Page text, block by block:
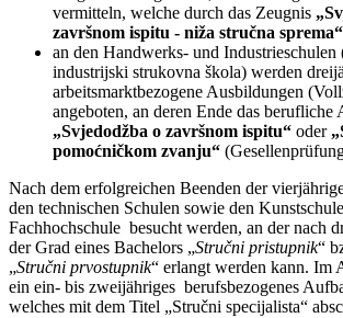
vermitteln, welche durch das Zeugnis
završnom ispitu - niža stručna sprema“
an den Handwerks- und
industrijski strukovna škola) werden
arbeitsmarktbezogene Ausbildungen
angeboten, an deren Ende das berufliche
„Svjedodžba o završnom ispitu“ oder
pomoćničkom zvanju“
Nach dem erfolgreichen Beenden der
den technischen Schulen sowie den
Fachhochschule besucht werden, an der nach
der Grad eines Bachelors „Stručni pristupnik“
„Stručni prvostupnik“ erlangt werden kann. Im
ein ein- bis zweijähriges berufsbezogenes
welches mit dem Titel „Stručni specijalista“